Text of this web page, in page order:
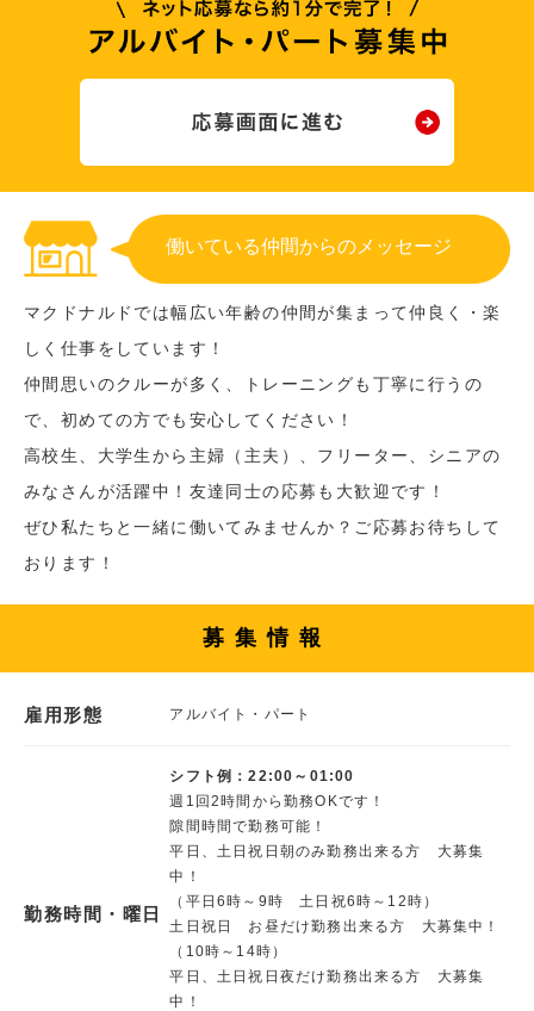
働いている仲間からのメッセージ
マクドナルドでは幅広い年齢の仲間が集まって仲良く・楽
しく仕事をしています！
仲間思いのクルーが多く、トレーニングも丁寧に行うの
で、初めての方でも安心してください！
高校生、大学生から主婦（主夫）、フリーター、シニアの
みなさんが活躍中！友達同士の応募も大歓迎です！
ぜひ私たちと一緒に働いてみませんか？ご応募お待ちして
おります！
募集情報
雇用形態 アルバイト・パート
勤務時間・曜日
シフト例：22:00～01:00
週1回2時間から勤務OKです！
隙間時間で勤務可能！
平日、土日祝日朝のみ勤務出来る方 大募集
中！
（平日6時～9時 土日祝6時～12時）
土日祝日 お昼だけ勤務出来る方 大募集中！
（10時～14時）
平日、土日祝日夜だけ勤務出来る方 大募集
中！